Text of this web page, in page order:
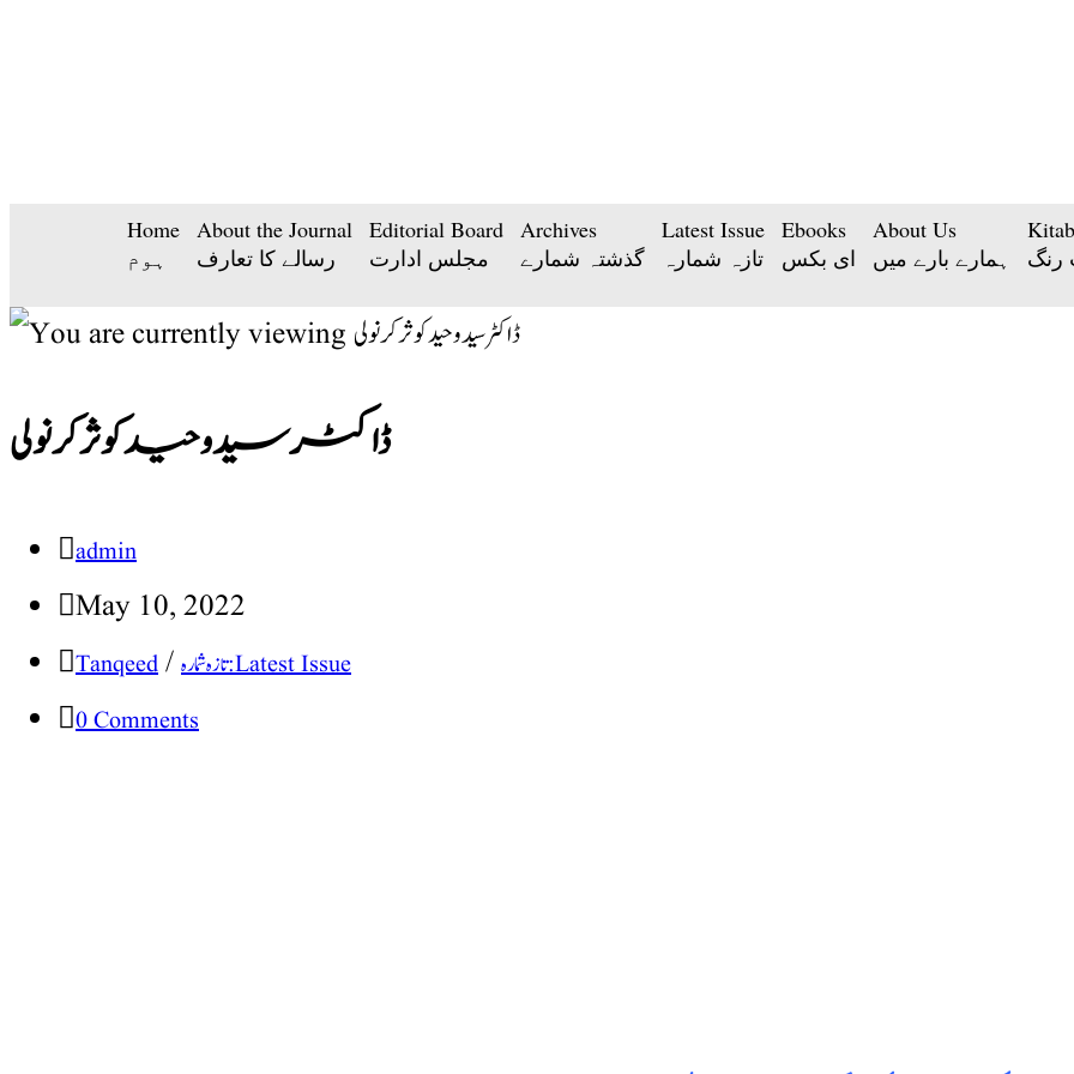
Home
ہوم
About the Journal
رسالے کا تعارف
Editorial Board
مجلس ادارت
Archives
گذشتہ شمارے
Latest Issue
تازہ شمارہ
Ebooks
ای بکس
About Us
ہمارے بارے میں
رنگ
ڈاکٹر سید وحید کوثر کرنولی
admin
May 10, 2022
Tanqeed /
تازہ شمارہ : Latest Issue
0 Comments